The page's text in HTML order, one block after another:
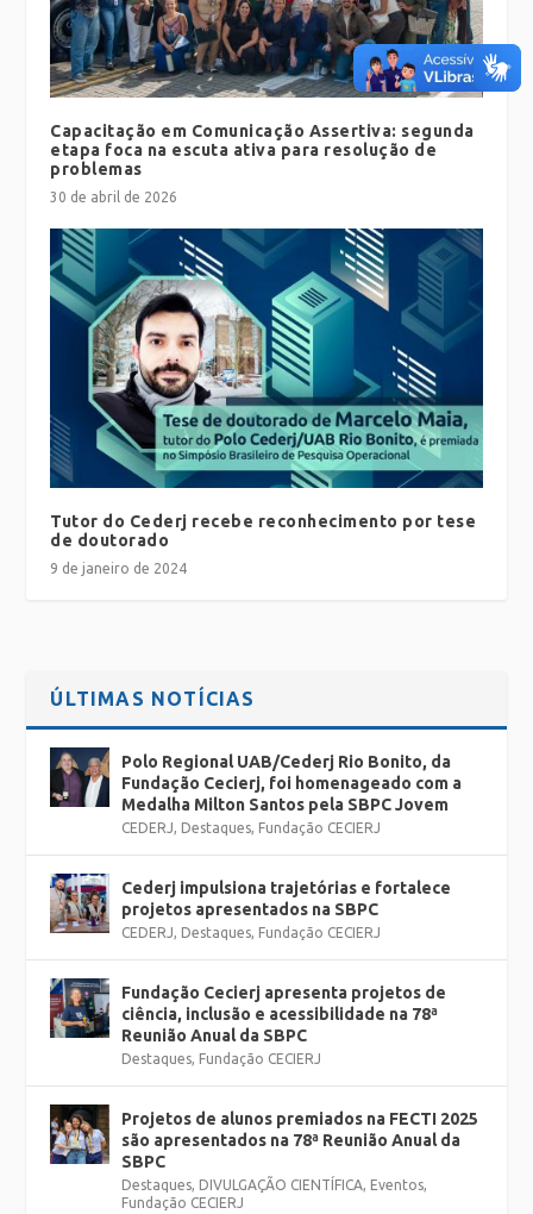
Capacitação em Comunicação Assertiva: segunda
etapa foca na escuta ativa para resolução de
problemas
30 de abril de 2026
Tutor do Cederj recebe reconhecimento por tese
de doutorado
9 de janeiro de 2024
ÚLTIMAS NOTÍCIAS
Polo Regional UAB/Cederj Rio Bonito, da
Fundação Cecierj, foi homenageado com a
Medalha Milton Santos pela SBPC Jovem
CEDERJ, Destaques, Fundação CECIERJ
Cederj impulsiona trajetórias e fortalece
projetos apresentados na SBPC
CEDERJ, Destaques, Fundação CECIERJ
Fundação Cecierj apresenta projetos de
ciência, inclusão e acessibilidade na 78ª
Reunião Anual da SBPC
Destaques, Fundação CECIERJ
Projetos de alunos premiados na FECTI 2025
são apresentados na 78ª Reunião Anual da
SBPC
Destaques, DIVULGAÇÃO CIENTÍFICA, Eventos,
Fundação CECIERJ